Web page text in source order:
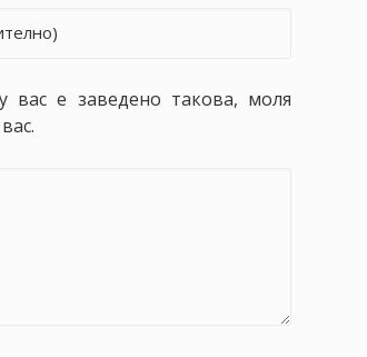
вас е заведено такова, моля